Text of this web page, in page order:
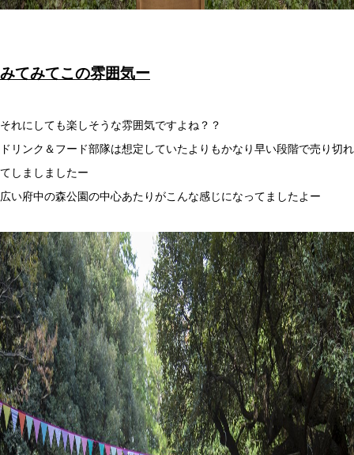
みてみてこの雰囲気ー
それにしても楽しそうな雰囲気ですよね？？
ドリンク＆フード部隊は想定していたよりもかなり早い段階で売り切れ
てしましましたー
広い府中の森公園の中心あたりがこんな感じになってましたよー